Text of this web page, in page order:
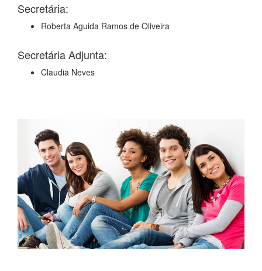
Secretária:
Roberta Aguida Ramos de Oliveira
Secretária Adjunta:
Claudia Neves